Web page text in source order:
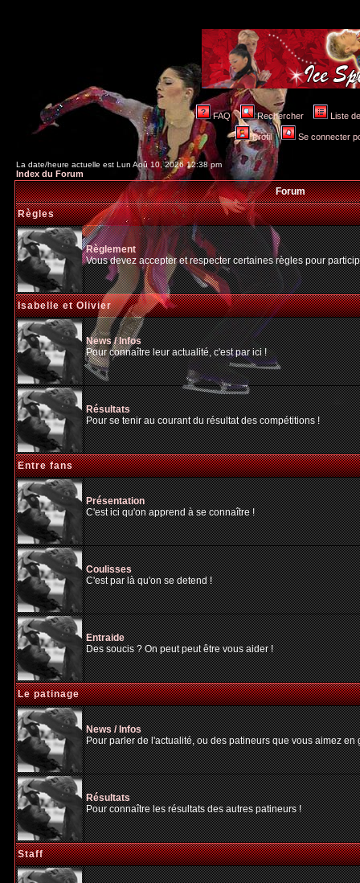
FAQ Rechercher Liste
Profil Se connecter
La date/heure actuelle est Lun Aoû 10, 2026 12:38 pm
Index du Forum
Forum
Règles
Règlement
Vous devez accepter et respecter certaines règles pour
Isabelle et Olivier
News / Infos
Pour connaître leur actualité, c'est par ici !
Résultats
Pour se tenir au courant du résultat des compétitions !
Entre fans
Présentation
C'est ici qu'on apprend à se connaître !
Coulisses
C'est par là qu'on se detend !
Entraide
Des soucis ? On peut peut être vous aider !
Le patinage
News / Infos
Pour parler de l'actualité, ou des patineurs que vous aimez
Résultats
Pour connaître les résultats des autres patineurs !
Staff